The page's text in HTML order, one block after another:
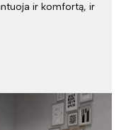
ir komfortą, ir